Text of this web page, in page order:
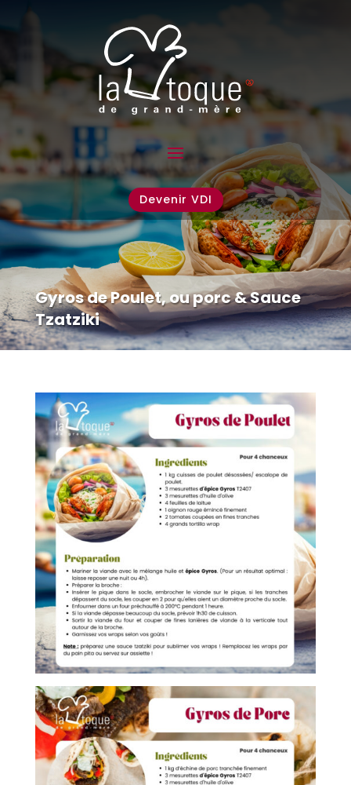
Devenir VDI
Gyros de Poulet, ou porc & Sauce
Tzatziki